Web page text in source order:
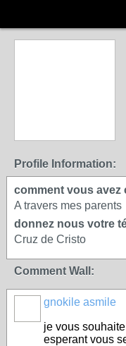
Profile Information:
comment vous
A travers mes parents
donnez nous votre
Cruz de Cristo
Comment Wall:
gnokile asmile
je vous
esperant vous